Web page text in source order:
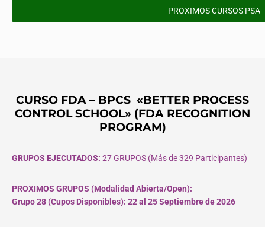
PROXIMOS CURSOS PSA
CURSO FDA – BPCS «BETTER PROCESS
CONTROL SCHOOL» (FDA RECOGNITION
PROGRAM)
GRUPOS EJECUTADOS: 27 GRUPOS (Más de 329 Participantes)
PROXIMOS GRUPOS (Modalidad Abierta/Open):
Grupo 28 (Cupos Disponibles): 22 al 25 Septiembre de 2026